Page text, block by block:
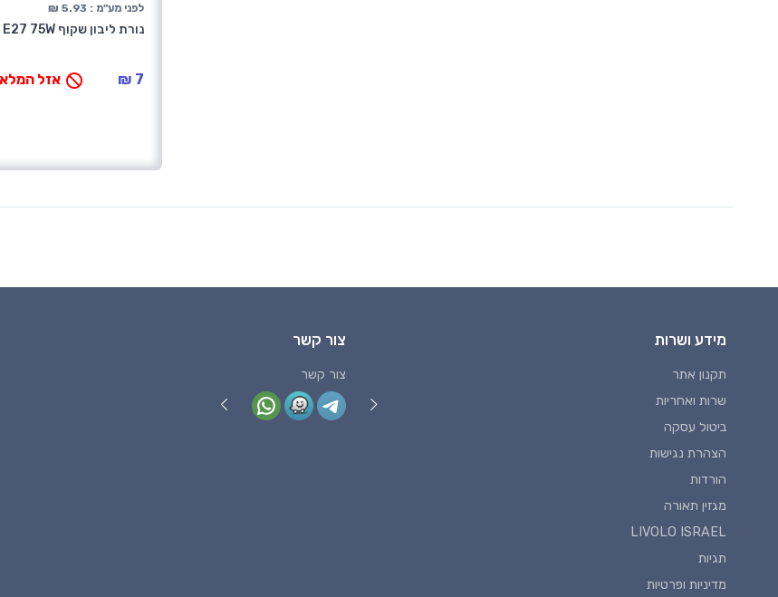
לפני מע"מ : 5.93 ₪
נורת ליבון שקוף RITAJ E27 75W
7 ₪ אזל
מידע ושרות
תקנון אתר
שרות ואחריות
ביטול עסקה
הצהרת נגישות
הורדות
מגזין תאורה
LIVOLO ISRAEL
תגיות
מדיניות ופרטיות
צור קשר
צור קשר